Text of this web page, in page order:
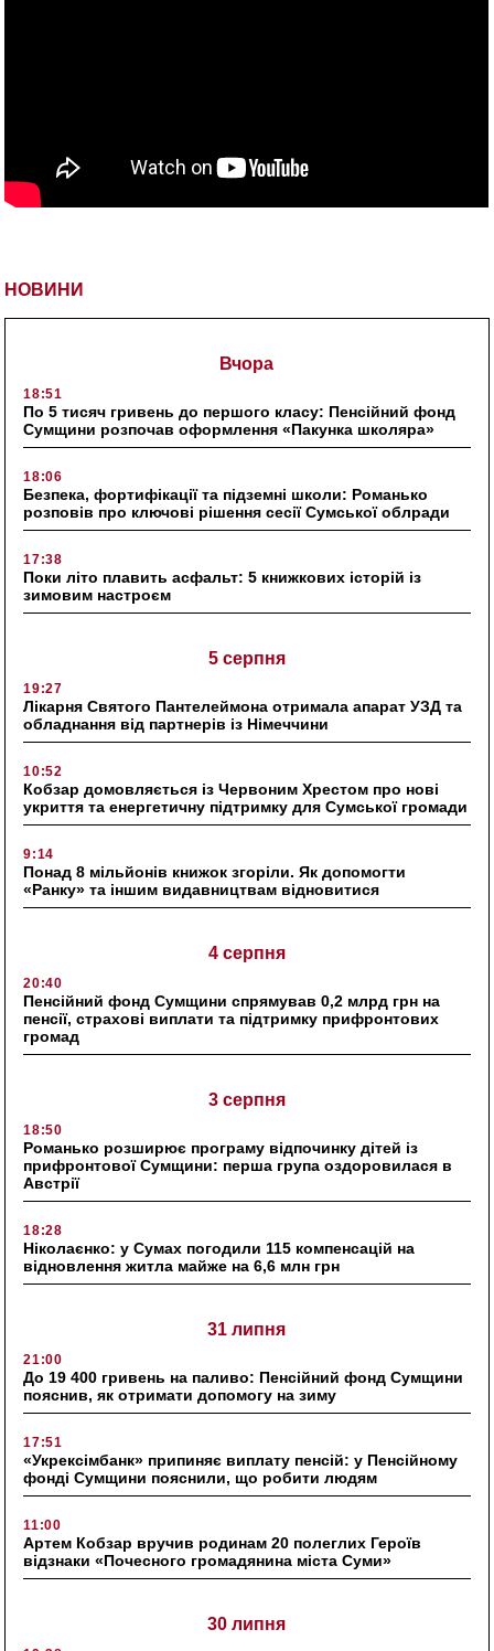
НОВИНИ
Вчора
18:51
По 5 тисяч гривень до першого класу: Пенсійний фонд
Сумщини розпочав оформлення «Пакунка школяра»
18:06
Безпека, фортифікації та підземні школи: Романько
розповів про ключові рішення сесії Сумської облради
17:38
Поки літо плавить асфальт: 5 книжкових історій із
зимовим настроєм
5 серпня
19:27
Лікарня Святого Пантелеймона отримала апарат УЗД та
обладнання від партнерів із Німеччини
10:52
Кобзар домовляється із Червоним Хрестом про нові
укриття та енергетичну підтримку для Сумської громади
9:14
Понад 8 мільйонів книжок згоріли. Як допомогти
«Ранку» та іншим видавництвам відновитися
4 серпня
20:40
Пенсійний фонд Сумщини спрямував 0,2 млрд грн на
пенсії, страхові виплати та підтримку прифронтових
громад
3 серпня
18:50
Романько розширює програму відпочинку дітей із
прифронтової Сумщини: перша група оздоровилася в
Австрії
18:28
Ніколаєнко: у Сумах погодили 115 компенсацій на
відновлення житла майже на 6,6 млн грн
31 липня
21:00
До 19 400 гривень на паливо: Пенсійний фонд Сумщини
пояснив, як отримати допомогу на зиму
17:51
«Укрексімбанк» припиняє виплату пенсій: у Пенсійному
фонді Сумщини пояснили, що робити людям
11:00
Артем Кобзар вручив родинам 20 полеглих Героїв
відзнаки «Почесного громадянина міста Суми»
30 липня